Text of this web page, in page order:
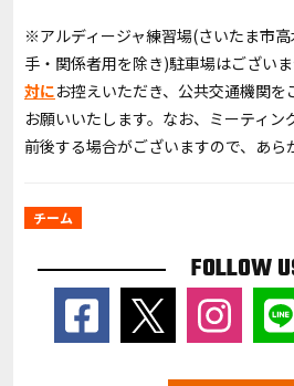
※アルディージャ練習場(さいたま市
手・関係者用を除き)駐車場はござい
対にお控えいただき、公共交通機関を
お願いいたします。なお、ミーティ
前後する場合がございますので、あら
チーム
FOLLOW